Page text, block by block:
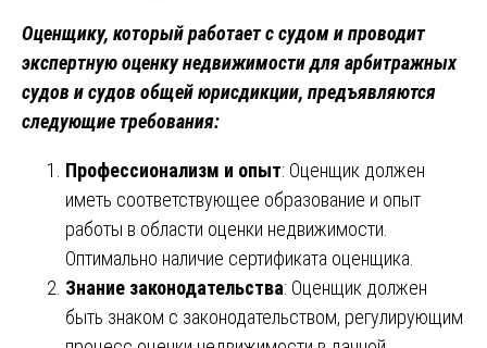
Оценщику, который работает с судом и проводит
экспертную оценку недвижимости для арбитражных
судов и судов общей юрисдикции, предъявляются
следующие требования:
Профессионализм и опыт: Оценщик должен
иметь соответствующее образование и опыт
работы в области оценки недвижимости.
Оптимально наличие сертификата оценщика.
Знание законодательства: Оценщик должен
быть знаком с законодательством, регулирующим